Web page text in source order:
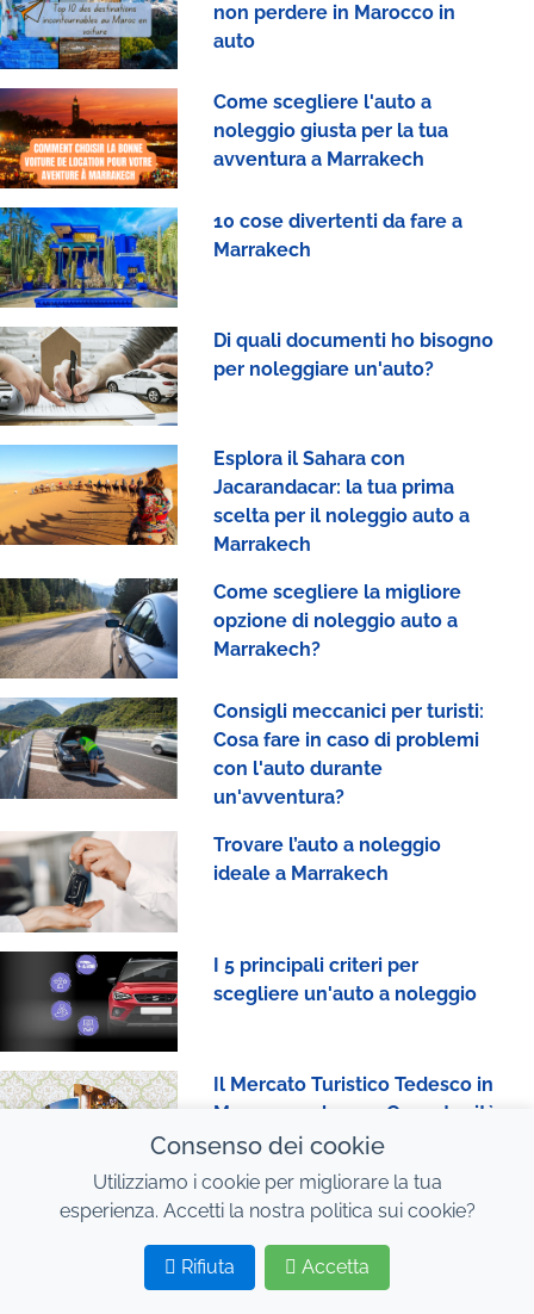
non perdere in Marocco in
auto
Come scegliere l'auto a
noleggio giusta per la tua
avventura a Marrakech
10 cose divertenti da fare a
Marrakech
Di quali documenti ho bisogno
per noleggiare un'auto?
Esplora il Sahara con
Jacarandacar: la tua prima
scelta per il noleggio auto a
Marrakech
Come scegliere la migliore
opzione di noleggio auto a
Marrakech?
Consigli meccanici per turisti:
Cosa fare in caso di problemi
con l'auto durante
un'avventura?
Trovare l’auto a noleggio
ideale a Marrakech
I 5 principali criteri per
scegliere un'auto a noleggio
Il Mercato Turistico Tedesco in
Marocco nel 2025: Opportunità
e Sfide
Software di Gestione Flotta:
2
Consenso dei cookie
Utilizziamo i cookie per migliorare la tua
esperienza. Accetti la nostra politica sui cookie?
Rifiuta Accetta